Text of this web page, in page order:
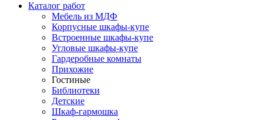
Каталог работ
Мебель из МДФ
Корпусные шкафы-купе
Встроенные шкафы-купе
Угловые шкафы-купе
Гардеробные комнаты
Прихожие
Гостиные
Библиотеки
Детские
Шкаф-гармошка